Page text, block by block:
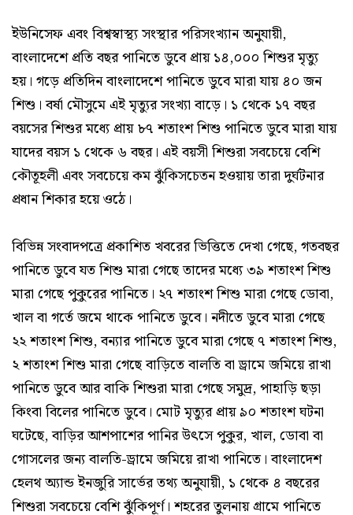
ইউনিসেফ এবং বিশ্বস্বাস্থ্য সংস্থার পরিসংখ্যান অনুযায়ী,
বাংলাদেশে প্রতি বছর পানিতে ডুবে প্রায় ১৪,০০০ শিশুর মৃত্যু
হয়। গড়ে প্রতিদিন বাংলাদেশে পানিতে ডুবে মারা যায় ৪০ জন
শিশু। বর্ষা মৌসুমে এই মৃত্যুর সংখ্যা বাড়ে। ১ থেকে ১৭ বছর
বয়সের শিশুর মধ্যে প্রায় ৮৭ শতাংশ শিশু পানিতে ডুবে মারা যায়
যাদের বয়স ১ থেকে ৬ বছর। এই বয়সী শিশুরা সবচেয়ে বেশি
কৌতূহলী এবং সবচেয়ে কম ঝুঁকিসচেতন হওয়ায় তারা দুর্ঘটনার
প্রধান শিকার হয়ে ওঠে।
বিভিন্ন সংবাদপত্রে প্রকাশিত খবরের ভিত্তিতে দেখা গেছে, গতবছর
পানিতে ডুবে যত শিশু মারা গেছে তাদের মধ্যে ৩৯ শতাংশ শিশু
মারা গেছে পুকুরের পানিতে। ২৭ শতাংশ শিশু মারা গেছে ডোবা,
খাল বা গর্তে জমে থাকে পানিতে ডুবে। নদীতে ডুবে মারা গেছে
২২ শতাংশ শিশু, বন্যার পানিতে ডুবে মারা গেছে ৭ শতাংশ শিশু,
২ শতাংশ শিশু মারা গেছে বাড়িতে বালতি বা ড্রামে জমিয়ে রাখা
পানিতে ডুবে আর বাকি শিশুরা মারা গেছে সমুদ্র, পাহাড়ি ছড়া
কিংবা বিলের পানিতে ডুবে। মোট মৃত্যুর প্রায় ৯০ শতাংশ ঘটনা
ঘটেছে, বাড়ির আশপাশের পানির উৎসে পুকুর, খাল, ডোবা বা
গোসলের জন্য বালতি-ড্রামে জমিয়ে রাখা পানিতে। বাংলাদেশ
হেলথ অ্যান্ড ইনজুরি সার্ভের তথ্য অনুযায়ী, ১ থেকে ৪ বছরের
শিশুরা সবচেয়ে বেশি ঝুঁকিপূর্ণ। শহরের তুলনায় গ্রামে পানিতে